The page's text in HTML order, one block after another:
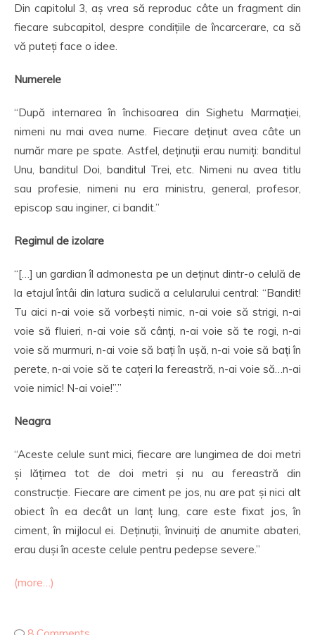
Din capitolul 3, aș vrea să reproduc câte un fragment din
fiecare subcapitol, despre condițiile de încarcerare, ca să
vă puteți face o idee.
Numerele
“După internarea în închisoarea din Sighetu Marmației,
nimeni nu mai avea nume. Fiecare deținut avea câte un
număr mare pe spate. Astfel, deținuții erau numiți: banditul
Unu, banditul Doi, banditul Trei, etc. Nimeni nu avea titlu
sau profesie, nimeni nu era ministru, general, profesor,
episcop sau inginer, ci bandit.”
Regimul de izolare
“[…] un gardian îl admonesta pe un deținut dintr-o celulă de
la etajul întâi din latura sudică a celularului central: “Bandit!
Tu aici n-ai voie să vorbești nimic, n-ai voie să strigi, n-ai
voie să fluieri, n-ai voie să cânți, n-ai voie să te rogi, n-ai
voie să murmuri, n-ai voie să bați în ușă, n-ai voie să bați în
perete, n-ai voie să te cațeri la fereastră, n-ai voie să…n-ai
voie nimic! N-ai voie!”.”
Neagra
“Aceste celule sunt mici, fiecare are lungimea de doi metri
și lățimea tot de doi metri și nu au fereastră din
construcție. Fiecare are ciment pe jos, nu are pat și nici alt
obiect în ea decât un lanț lung, care este fixat jos, în
ciment, în mijlocul ei. Deținuții, învinuiți de anumite abateri,
erau duși în aceste celule pentru pedepse severe.”
(more…)